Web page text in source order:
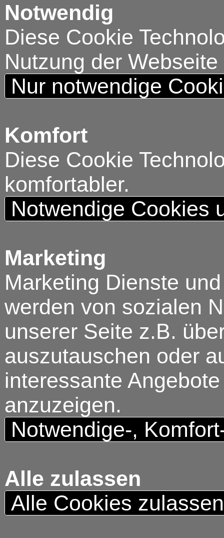
Notwendig
Diese Cookie
Nutzung der
Nur notwendige
Komfort
Diese Cookie
komfortabler.
Notwendige Cookies
Marketing
Marketing Dienste
werden von sozialen
unserer Seite z.B.
auszutauschen oder
interessante
anzuzeigen.
Notwendige-,
Alle zulassen
Alle Cookies